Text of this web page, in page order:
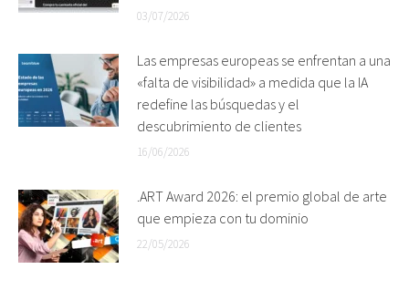
03/07/2026
Las empresas europeas se enfrentan a una
«falta de visibilidad» a medida que la IA
redefine las búsquedas y el
descubrimiento de clientes
16/06/2026
.ART Award 2026: el premio global de arte
que empieza con tu dominio
22/05/2026